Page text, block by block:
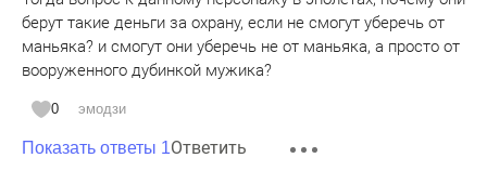
берут такие деньги за охрану, если не смогут уберечь от
маньяка? и смогут они уберечь не от маньяка, а просто от
вооруженного дубинкой мужика?
0 эмодзи
Показать ответы 1Ответить